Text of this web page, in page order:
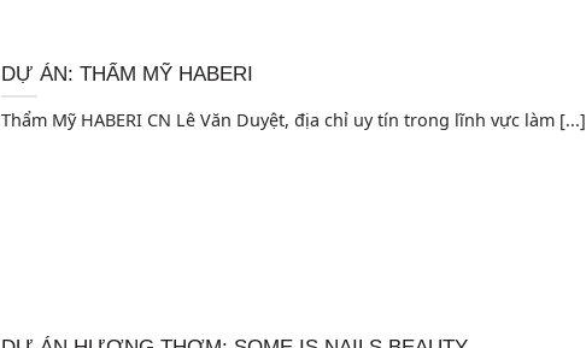
DỰ ÁN: THẨM MỸ HABERI
Thẩm Mỹ HABERI CN Lê Văn Duyệt, địa chỉ uy tín trong lĩnh vực làm [...]